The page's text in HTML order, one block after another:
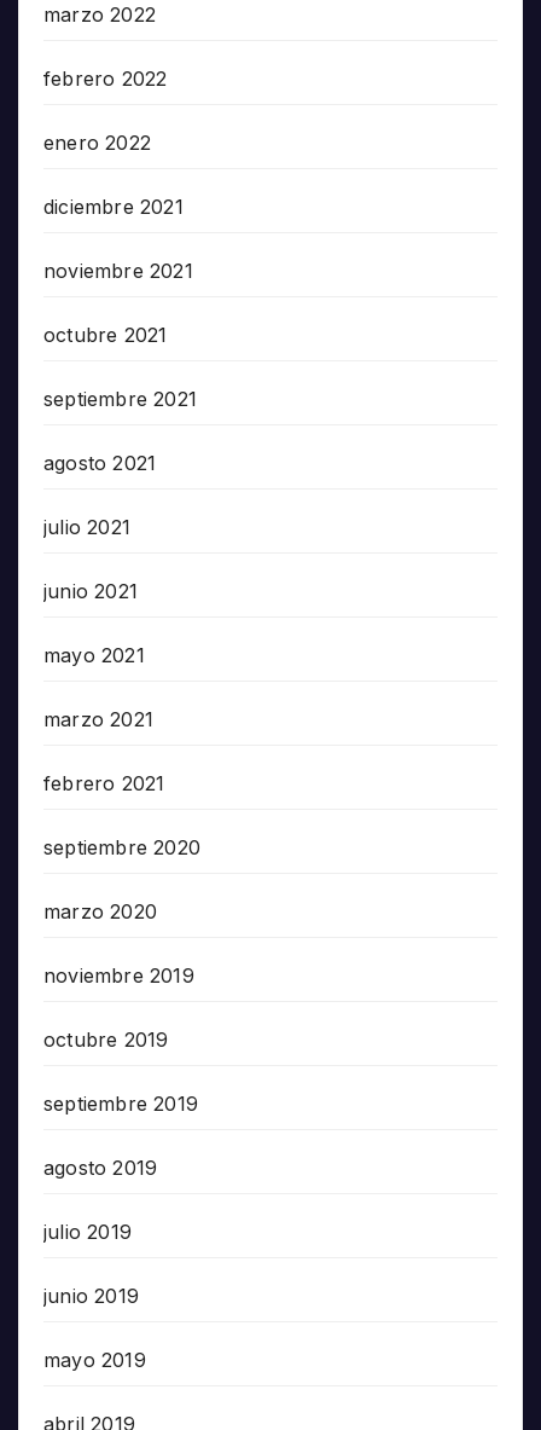
marzo 2022
febrero 2022
enero 2022
diciembre 2021
noviembre 2021
octubre 2021
septiembre 2021
agosto 2021
julio 2021
junio 2021
mayo 2021
marzo 2021
febrero 2021
septiembre 2020
marzo 2020
noviembre 2019
octubre 2019
septiembre 2019
agosto 2019
julio 2019
junio 2019
mayo 2019
abril 2019